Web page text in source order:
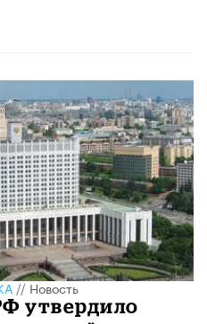
//Новость
утвердило